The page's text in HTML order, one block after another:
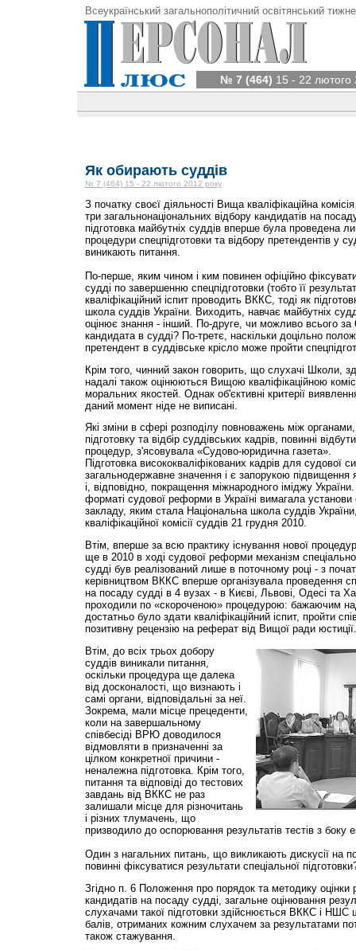
Всеукраїнський загальнополітичний освітянський
№ 7 (464) 15 - 22 лютого
Як обирають суддів
№ 7 (464) 15 - 22 лютого 2012 року
З початку своєї діяльності Вища кваліфікаційна
три загальнонаціональних відбору кандидатів на
підготовка майбутніх суддів вперше була проведена
процедури спецпідготовки та відбору претендентів у
виникають питання.
По-перше, яким чином і ким повинен офіційно
судді по завершенню спецпідготовки (тобто її
кваліфікаційний іспит проводить ВККС, тоді як
школа суддів України. Виходить, навчає майбутніх
оцінює знання - інший. По-друге, чи можливо всього за 6
кандидата в судді? По-третє, наскільки доцільно
претендент в суддівське крісло може пройти
Крім того, чинний закон говорить, що слухачі Школи,
надалі також оцінюються Вищою кваліфікаційною
моральних якостей. Однак об'єктивні критерії
даний момент ніде не виписані.
Які зміни в сфері розподілу повноважень між
підготовку та відбір суддівських кадрів, повинні
процедур, з'ясовувала «Судово-юридична газета».
Підготовка висококваліфікованих кадрів для судової
загальнодержавне значення і є запорукою підвищення
і, відповідно, покращення міжнародного іміджу
форматі судової реформи в Україні вимагала установи
закладу, яким стала Національна школа суддів
кваліфікаційної комісії суддів 21 грудня 2010.
Втім, вперше за всю практику існування нової
ще в 2010 в ході судової реформи механізм
судді був реалізований лише в поточному році - з
керівництвом ВККС вперше організувала проведення
на посаду судді в 4 вузах - в Києві, Львові, Одесі та
проходили по «скороченою» процедурою: бажаючим
достатньо було здати кваліфікаційний іспит, пройти
позитивну рецензію на реферат від Вищої ради юстиції.
Втім, до всіх трьох добору
суддів виникали питання,
оскільки процедура ще далека
від досконалості, що визнають і
самі органи, відповідальні за неї.
Зокрема, мали місце прецеденти,
коли на завершальному
співбесіді ВРЮ доводилося
відмовляти в призначенні за
цілком конкретної причини -
неналежна підготовка. Крім того,
питання та відповіді до тестових
завдань від ВККС не раз
залишали місце для різночитань
і різних тлумачень, що
призводило до оспорювання результатів тестів з боку
Один з нагальних питань, що викликають дискусії на
повинні фіксуватися результати спеціальної
Згідно п. 6 Положення про порядок та методику оцінки
кандидатів на посаду судді, загальне оцінювання
слухачами такої підготовки здійснюється ВККС і
балів, отриманих кожним слухачем за результатами
також стажування.